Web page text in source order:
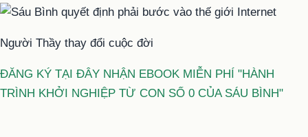
Người Thầy thay đổi cuộc đời
ĐĂNG KÝ TẠI ĐÂY NHẬN EBOOK MIỄN PHÍ "HÀNH
TRÌNH KHỞI NGHIỆP TỪ CON SỐ 0 CỦA SÁU BÌNH"